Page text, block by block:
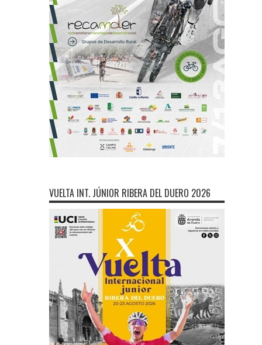
VUELTA INT. JÚNIOR RIBERA DEL DUERO 2026